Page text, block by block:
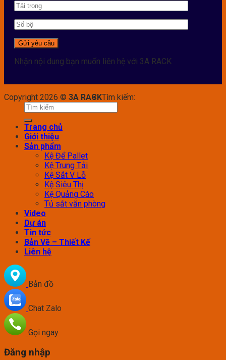
Nhận nội dung bạn muốn liên hệ với 3A RACK
Copyright 2026 © 3A RACKTìm kiếm:
Trang chủ
Giới thiệu
Sản phẩm
Kệ Để Pallet
Kệ Trung Tải
Kệ Sắt V Lỗ
Kệ Siêu Thị
Kệ Quảng Cáo
Tủ sắt văn phòng
Video
Dự án
Tin tức
Bản Vẽ – Thiết Kế
Liên hệ
Bản đồ
Chat Zalo
Gọi ngay
Đăng nhập